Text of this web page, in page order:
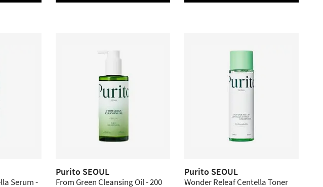
Serum -
Purito SEOUL
From Green Cleansing Oil - 200
Purito SEOUL
Wonder Releaf Centella Toner